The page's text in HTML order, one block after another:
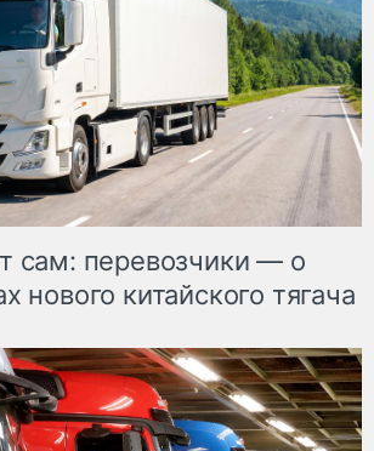
сам: перевозчики — о
нового китайского тягача